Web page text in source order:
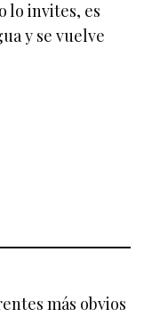
lo invites, es
y se vuelve
más obvios